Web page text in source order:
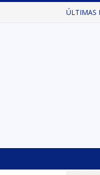
ÚLTIMAS